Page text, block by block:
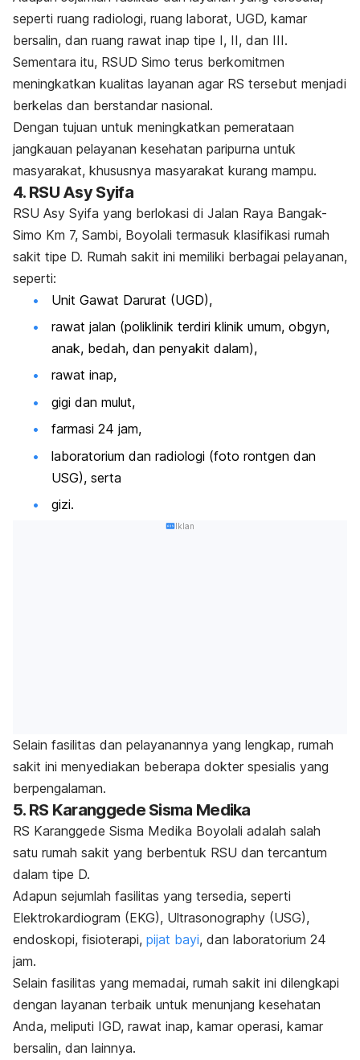
seperti ruang radiologi, ruang laborat, UGD, kamar
bersalin, dan ruang rawat inap tipe I, II, dan III.
Sementara itu, RSUD Simo terus berkomitmen
meningkatkan kualitas layanan agar RS tersebut menjadi
berkelas dan berstandar nasional.
Dengan tujuan untuk meningkatkan pemerataan
jangkauan pelayanan kesehatan paripurna untuk
masyarakat, khususnya masyarakat kurang mampu.
4. RSU Asy Syifa
RSU Asy Syifa yang berlokasi di Jalan Raya Bangak-
Simo Km 7, Sambi, Boyolali termasuk klasifikasi rumah
sakit tipe D. Rumah sakit ini memiliki berbagai pelayanan,
seperti:
Unit Gawat Darurat (UGD),
rawat jalan (poliklinik terdiri klinik umum, obgyn,
anak, bedah, dan penyakit dalam),
rawat inap,
gigi dan mulut,
farmasi 24 jam,
laboratorium dan radiologi (foto rontgen dan
USG), serta
gizi.
Iklan
Selain fasilitas dan pelayanannya yang lengkap, rumah
sakit ini menyediakan beberapa dokter spesialis yang
berpengalaman.
5. RS Karanggede Sisma Medika
RS Karanggede Sisma Medika Boyolali adalah salah
satu rumah sakit yang berbentuk RSU dan tercantum
dalam tipe D.
Adapun sejumlah fasilitas yang tersedia, seperti
Elektrokardiogram (EKG), Ultrasonography (USG),
endoskopi, fisioterapi, pijat bayi, dan laboratorium 24
jam.
Selain fasilitas yang memadai, rumah sakit ini dilengkapi
dengan layanan terbaik untuk menunjang kesehatan
Anda, meliputi IGD, rawat inap, kamar operasi, kamar
bersalin, dan lainnya.